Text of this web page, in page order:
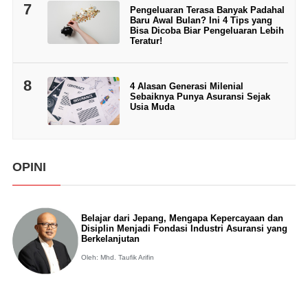
7
Pengeluaran Terasa Banyak Padahal
Baru Awal Bulan? Ini 4 Tips yang
Bisa Dicoba Biar Pengeluaran Lebih
Teratur!
8
4 Alasan Generasi Milenial
Sebaiknya Punya Asuransi Sejak
Usia Muda
OPINI
Belajar dari Jepang, Mengapa Kepercayaan dan
Disiplin Menjadi Fondasi Industri Asuransi yang
Berkelanjutan
Oleh: Mhd. Taufik Arifin